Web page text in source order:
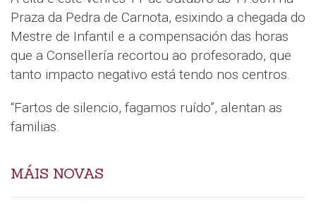
Praza da Pedra de Carnota, esixindo a chegada do
Mestre de Infantil e a compensación das horas
que a Consellería recortou ao profesorado, que
tanto impacto negativo está tendo nos centros.
“Fartos de silencio, fagamos ruído”, alentan as
familias.
MÁIS NOVAS